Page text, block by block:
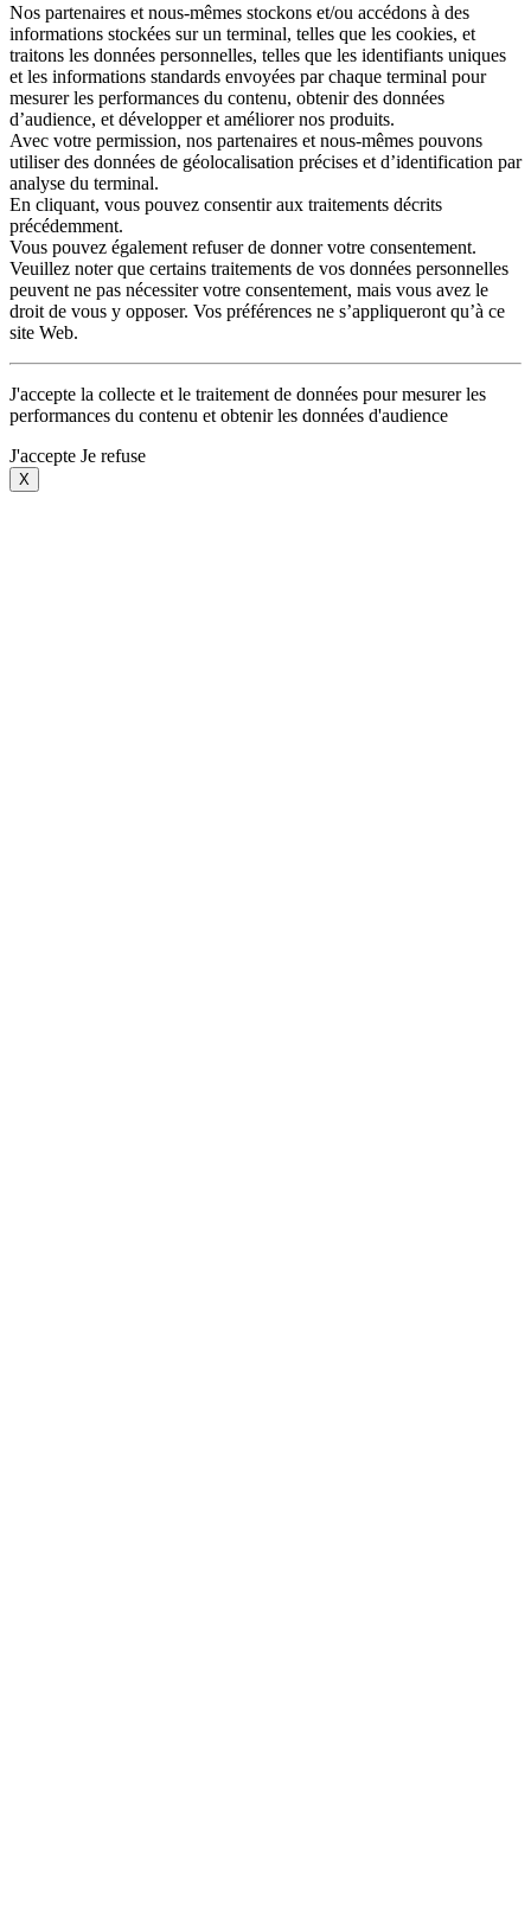
Nos partenaires et nous-mêmes stockons et/ou accédons à des
informations stockées sur un terminal, telles que les cookies, et
traitons les données personnelles, telles que les identifiants uniques
et les informations standards envoyées par chaque terminal pour
mesurer les performances du contenu, obtenir des données
d’audience, et développer et améliorer nos produits.
Avec votre permission, nos partenaires et nous-mêmes pouvons
utiliser des données de géolocalisation précises et d’identification par
analyse du terminal.
En cliquant, vous pouvez consentir aux traitements décrits
précédemment.
Vous pouvez également refuser de donner votre consentement.
Veuillez noter que certains traitements de vos données personnelles
peuvent ne pas nécessiter votre consentement, mais vous avez le
droit de vous y opposer. Vos préférences ne s’appliqueront qu’à ce
site Web.
J'accepte la collecte et le traitement de données pour mesurer les
performances du contenu et obtenir les données d'audience
J'accepte Je refuse
X